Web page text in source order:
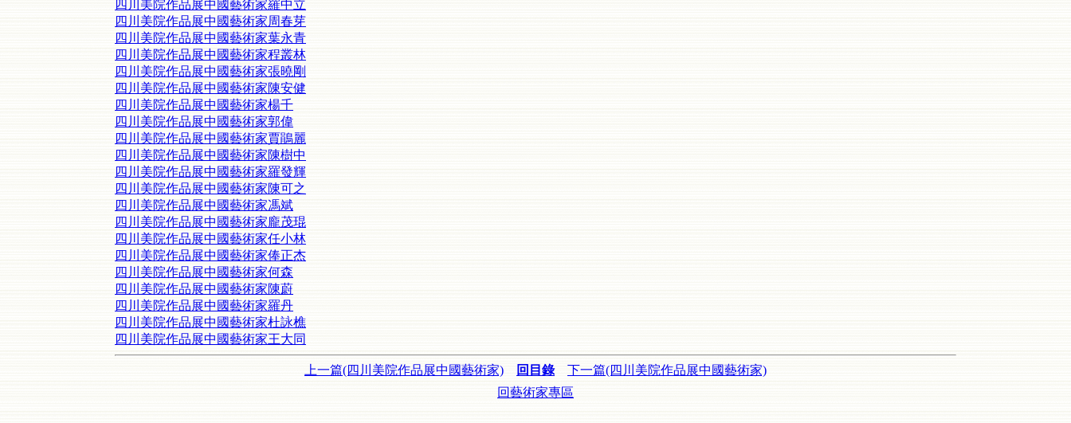
四川美院作品展中國藝術家羅中立
四川美院作品展中國藝術家周春芽
四川美院作品展中國藝術家葉永青
四川美院作品展中國藝術家程叢林
四川美院作品展中國藝術家張曉剛
四川美院作品展中國藝術家陳安健
四川美院作品展中國藝術家楊千
四川美院作品展中國藝術家郭偉
四川美院作品展中國藝術家賈鵑麗
四川美院作品展中國藝術家陳樹中
四川美院作品展中國藝術家羅發輝
四川美院作品展中國藝術家陳可之
四川美院作品展中國藝術家馮斌
四川美院作品展中國藝術家龐茂琨
四川美院作品展中國藝術家任小林
四川美院作品展中國藝術家俸正杰
四川美院作品展中國藝術家何森
四川美院作品展中國藝術家陳蔚
四川美院作品展中國藝術家羅丹
四川美院作品展中國藝術家杜詠樵
四川美院作品展中國藝術家王大同
上一篇(四川美院作品展中國藝術家) 回目錄
下一篇(四川美院作品展中國藝術家)
回藝術家專區